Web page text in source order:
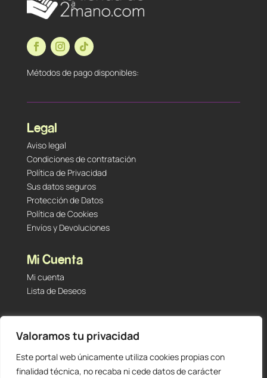
Valoramos tu privacidad
Este portal web únicamente utiliza cookies propias con
finalidad técnica, no recaba ni cede datos de carácter
Métodos de pago disponibles:
Legal
Aviso legal
Condiciones de contratación
Política de Privacidad
Sus datos seguros
Protección de Datos
Política de Cookies
Envíos y Devoluciones
Mi Cuenta
Mi cuenta
Lista de Deseos
Tu Tienda de Segunda Mano, Sambara #101 (Madrid,
28027 – España)
912 60 05 55 |+34 601 23 09 14